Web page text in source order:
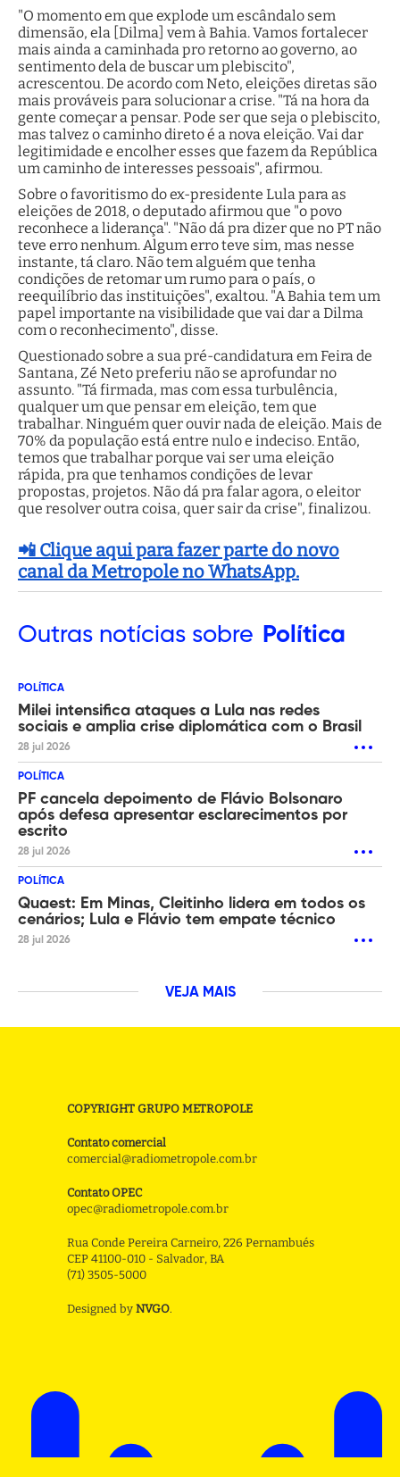
"O momento em que explode um escândalo sem
dimensão, ela [Dilma] vem à Bahia. Vamos fortalecer
mais ainda a caminhada pro retorno ao governo, ao
sentimento dela de buscar um plebiscito",
acrescentou. De acordo com Neto, eleições diretas são
mais prováveis para solucionar a crise. "Tá na hora da
gente começar a pensar. Pode ser que seja o plebiscito,
mas talvez o caminho direto é a nova eleição. Vai dar
legitimidade e encolher esses que fazem da República
um caminho de interesses pessoais", afirmou.
Sobre o favoritismo do ex-presidente Lula para as
eleições de 2018, o deputado afirmou que "o povo
reconhece a liderança". "Não dá pra dizer que no PT não
teve erro nenhum. Algum erro teve sim, mas nesse
instante, tá claro. Não tem alguém que tenha
condições de retomar um rumo para o país, o
reequilíbrio das instituições", exaltou. "A Bahia tem um
papel importante na visibilidade que vai dar a Dilma
com o reconhecimento", disse.
Questionado sobre a sua pré-candidatura em Feira de
Santana, Zé Neto preferiu não se aprofundar no
assunto. "Tá firmada, mas com essa turbulência,
qualquer um que pensar em eleição, tem que
trabalhar. Ninguém quer ouvir nada de eleição. Mais de
70% da população está entre nulo e indeciso. Então,
temos que trabalhar porque vai ser uma eleição
rápida, pra que tenhamos condições de levar
propostas, projetos. Não dá pra falar agora, o eleitor
que resolver outra coisa, quer sair da crise", finalizou.
📲 Clique aqui para fazer parte do novo
canal da Metropole no WhatsApp.
Outras notícias sobre Política
POLÍTICA
Milei intensifica ataques a Lula nas redes
sociais e amplia crise diplomática com o Brasil
28 jul 2026
POLÍTICA
PF cancela depoimento de Flávio Bolsonaro
após defesa apresentar esclarecimentos por
escrito
28 jul 2026
POLÍTICA
Quaest: Em Minas, Cleitinho lidera em todos os
cenários; Lula e Flávio tem empate técnico
28 jul 2026
VEJA MAIS
COPYRIGHT GRUPO METROPOLE
Contato comercial
comercial@radiometropole.com.br
Contato OPEC
opec@radiometropole.com.br
Rua Conde Pereira Carneiro, 226 Pernambués
CEP 41100-010 - Salvador, BA
(71) 3505-5000
Designed by NVGO.